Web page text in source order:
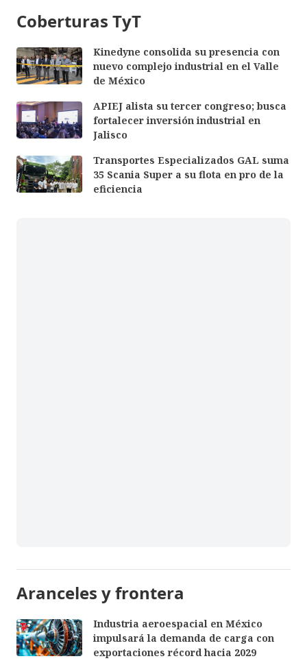
Coberturas TyT
Kinedyne consolida su presencia con
nuevo complejo industrial en el Valle
de México
APIEJ alista su tercer congreso; busca
fortalecer inversión industrial en
Jalisco
Transportes Especializados GAL suma
35 Scania Super a su flota en pro de la
eficiencia
Aranceles y frontera
Industria aeroespacial en México
impulsará la demanda de carga con
exportaciones récord hacia 2029